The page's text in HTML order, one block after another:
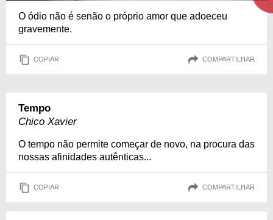
O ódio não é senão o próprio amor que adoeceu
gravemente.
COPIAR COMPARTILHAR
Tempo
Chico Xavier
O tempo não permite começar de novo, na procura das
nossas afinidades autênticas...
COPIAR COMPARTILHAR